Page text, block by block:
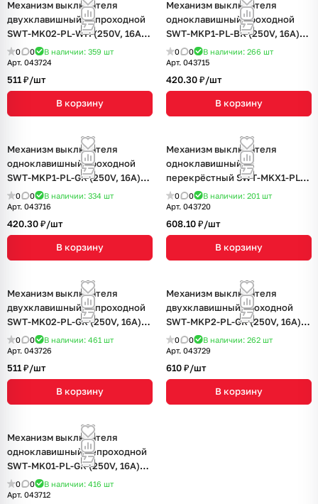
Механизм выключателя
двухклавишный непроходной
SWT-MK02-PL-WH (250V, 16A)
(Arlight, -)
0 0 В наличии: 359 шт
Арт. 043724
511 ₽/шт
В корзину
Механизм выключателя
одноклавишный проходной
SWT-MKP1-PL-BK (250V, 16A)
(Arlight, -)
0 0 В наличии: 266 шт
Арт. 043715
420.30 ₽/шт
В корзину
Механизм выключателя
одноклавишный проходной
SWT-MKP1-PL-GR (250V, 16A)
(Arlight, -)
0 0 В наличии: 334 шт
Арт. 043716
420.30 ₽/шт
В корзину
Механизм выключателя
одноклавишный
перекрёстный SWT-MKX1-PL-
GR (250V, 16A) (Arlight, -)
0 0 В наличии: 201 шт
Арт. 043720
608.10 ₽/шт
В корзину
Механизм выключателя
двухклавишный непроходной
SWT-MK02-PL-GR (250V, 16A)
(Arlight, -)
0 0 В наличии: 461 шт
Арт. 043726
511 ₽/шт
В корзину
Механизм выключателя
двухклавишный проходной
SWT-MKP2-PL-GR (250V, 16A)
(Arlight, -)
0 0 В наличии: 262 шт
Арт. 043729
610 ₽/шт
В корзину
Механизм выключателя
одноклавишный непроходной
SWT-MK01-PL-GR (250V, 16A)
(Arlight, -)
0 0 В наличии: 416 шт
Арт. 043712